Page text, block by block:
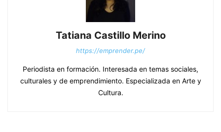
Tatiana Castillo Merino
https://emprender.pe/
Periodista en formación. Interesada en temas sociales,
culturales y de emprendimiento. Especializada en Arte y
Cultura.